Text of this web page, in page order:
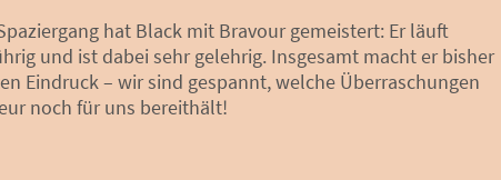
hat Black mit Bravour gemeistert: Er läuft
und ist dabei sehr gelehrig. Insgesamt macht er bisher
Eindruck – wir sind gespannt, welche Überraschungen
noch für uns bereithält!